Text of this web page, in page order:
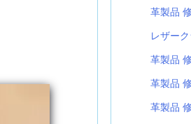
革製品
レザー
革製品
革製品
革製品